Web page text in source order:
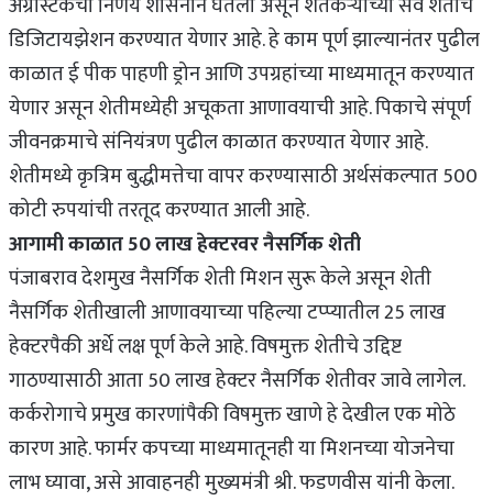
डिजिटायझेशन करण्यात येणार आहे. हे काम पूर्ण झाल्यानंतर पुढील
काळात ई पीक पाहणी ड्रोन आणि उपग्रहांच्या माध्यमातून करण्यात
येणार असून शेतीमध्येही अचूकता आणावयाची आहे. पिकाचे संपूर्ण
जीवनक्रमाचे संनियंत्रण पुढील काळात करण्यात येणार आहे.
शेतीमध्ये कृत्रिम बुद्धीमत्तेचा वापर करण्यासाठी अर्थसंकल्पात 500
कोटी रुपयांची तरतूद करण्यात आली आहे.
आगामी काळात 50 लाख हेक्टरवर नैसर्गिक शेती
पंजाबराव देशमुख नैसर्गिक शेती मिशन सुरू केले असून शेती
नैसर्गिक शेतीखाली आणावयाच्या पहिल्या टप्प्यातील 25 लाख
हेक्टरपैकी अर्धे लक्ष पूर्ण केले आहे. विषमुक्त शेतीचे उद्दिष्ट
गाठण्यासाठी आता 50 लाख हेक्टर नैसर्गिक शेतीवर जावे लागेल.
कर्करोगाचे प्रमुख कारणांपैकी विषमुक्त खाणे हे देखील एक मोठे
कारण आहे. फार्मर कपच्या माध्यमातूनही या मिशनच्या योजनेचा
लाभ घ्यावा, असे आवाहनही मुख्यमंत्री श्री. फडणवीस यांनी केला.